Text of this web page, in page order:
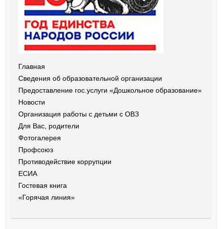
Главная
Сведения об образовательной организации
Предоставление гос.услуги «Дошкольное образование»
Новости
Организация работы с детьми с ОВЗ
Для Вас, родители
Фотогалерея
Профсоюз
Противодействие коррупции
ЕСИА
Гостевая книга
«Горячая линия»